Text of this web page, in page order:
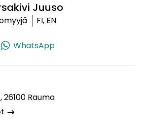
Juuso
FI, EN
(+358503276585, 0503276585,
WhatsApp
Rauma